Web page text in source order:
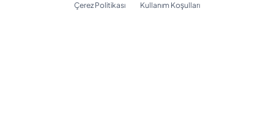
Çerez Politikası
Kullanım Koşulları